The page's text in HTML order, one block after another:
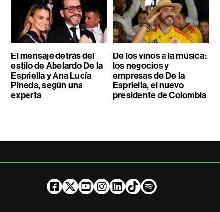
El mensaje detrás del
estilo de Abelardo De la
Espriella y Ana Lucía
Pineda, según una
experta
De los vinos a la música:
los negocios y
empresas de De la
Espriella, el nuevo
presidente de Colombia